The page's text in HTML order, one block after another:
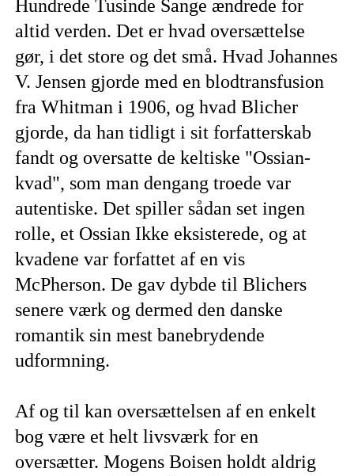
Hundrede Tusinde Sange ændrede for
altid verden. Det er hvad oversættelse
gør, i det store og det små. Hvad Johannes
V. Jensen gjorde med en blodtransfusion
fra Whitman i 1906, og hvad Blicher
gjorde, da han tidligt i sit forfatterskab
fandt og oversatte de keltiske "Ossian-
kvad", som man dengang troede var
autentiske. Det spiller sådan set ingen
rolle, et Ossian Ikke eksisterede, og at
kvadene var forfattet af en vis
McPherson. De gav dybde til Blichers
senere værk og dermed den danske
romantik sin mest banebrydende
udformning.
Af og til kan oversættelsen af en enkelt
bog være et helt livsværk for en
oversætter. Mogens Boisen holdt aldrig